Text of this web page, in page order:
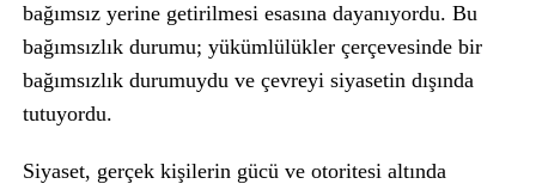
bağımsız yerine getirilmesi esasına dayanıyordu. Bu
bağımsızlık durumu; yükümlülükler çerçevesinde bir
bağımsızlık durumuydu ve çevreyi siyasetin dışında
tutuyordu.
Siyaset, gerçek kişilerin gücü ve otoritesi altında